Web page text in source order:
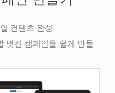
컨텐츠 완성
멋진 캠페인을 쉽게 만들